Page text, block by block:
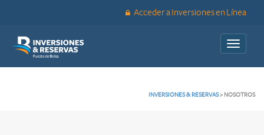
Acceder a Inversiones en Línea
Toggle
INVERSIONES & RESERVAS> NOSOTROS